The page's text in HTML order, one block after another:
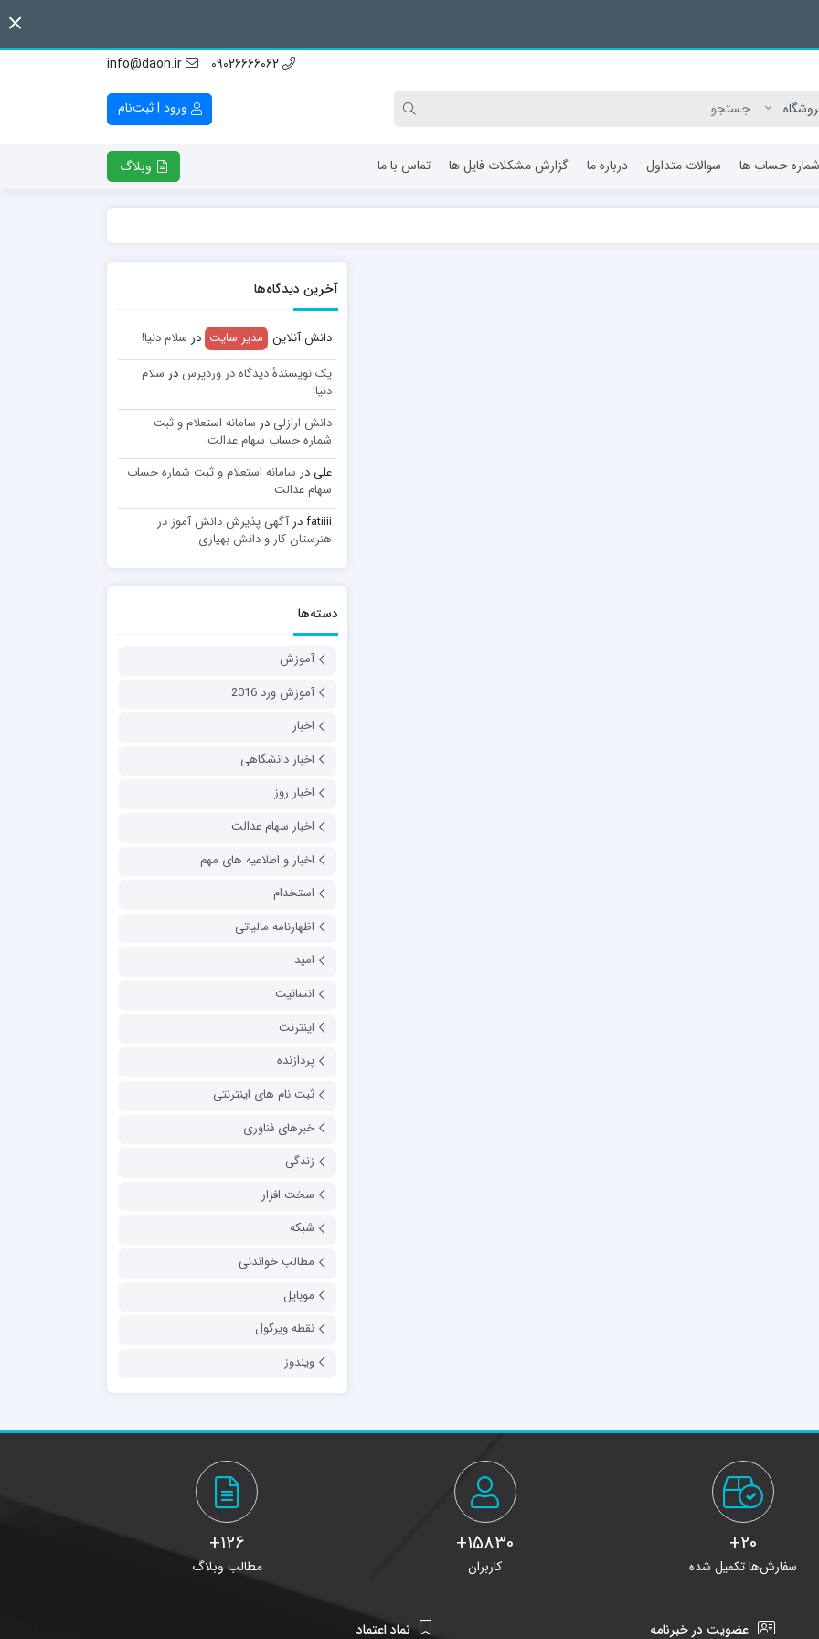
09026666062
info@daon.ir
ورود | ثبت‌نام
شماره حساب ها سوالات متداول درباره ما گزارش مشکلات فایل ها تماس با ما وبلاگ
آخرین دیدگاه‌ها
دانش آنلاین مدیر سایت در سلام دنیا!
یک نویسندهٔ دیدگاه در وردپرس در سلام
دنیا!
دانش ارازلی در سامانه استعلام و ثبت
شماره حساب سهام عدالت
علیدر سامانه استعلام و ثبت شماره حساب
سهام عدالت
fatiiiiدرآگهی پذیرش دانش آموز در
هنرستان کار و دانش بهیاری
دسته‌ها
آموزش
آموزش ورد 2016
اخبار
اخبار دانشگاهی
اخبار روز
اخبار سهام عدالت
اخبار و اطلاعیه های مهم
استخدام
اظهارنامه مالیاتی
امید
انسانیت
اینترنت
پردازنده
ثبت نام های اینترنتی
خبرهای فناوری
زندگی
سخت افزار
شبکه
مطالب خواندنی
موبایل
نقطه ویرگول
ویندوز
20+
سفارش‌ها تکمیل شده
15830+
کاربران
126+
مطالب وبلاگ
عضویت در خبرنامه نماد اعتماد